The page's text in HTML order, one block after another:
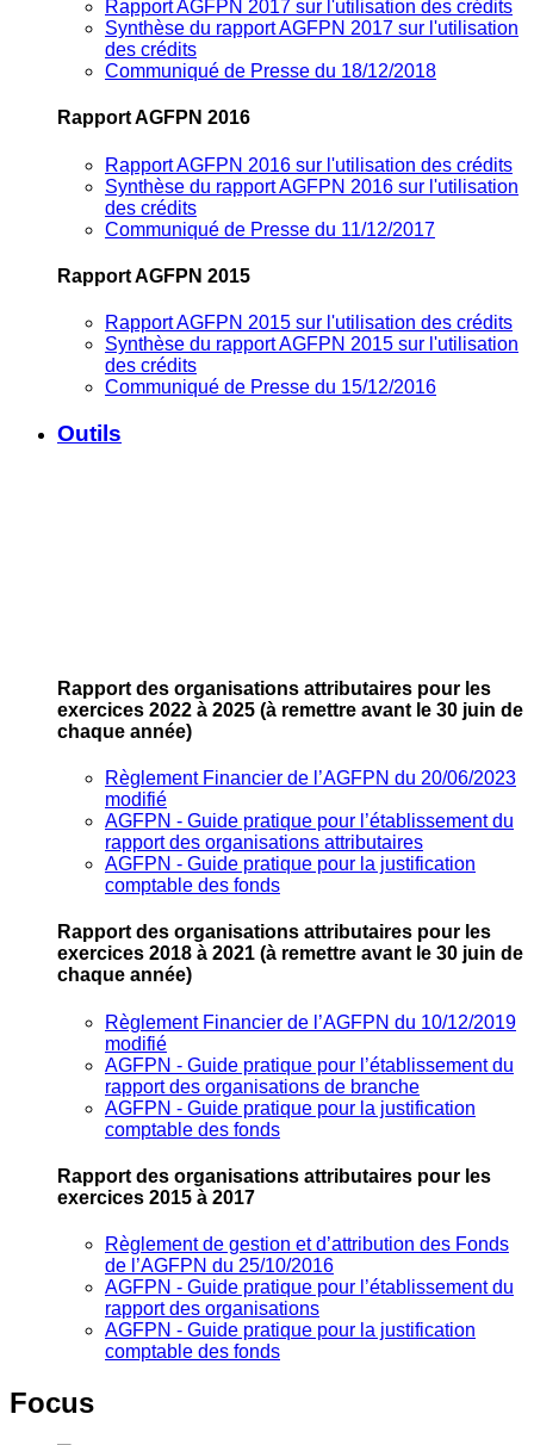
Rapport AGFPN 2017 sur l'utilisation des crédits
Synthèse du rapport AGFPN 2017 sur l'utilisation
des crédits
Communiqué de Presse du 18/12/2018
Rapport AGFPN 2016
Rapport AGFPN 2016 sur l'utilisation des crédits
Synthèse du rapport AGFPN 2016 sur l'utilisation
des crédits
Communiqué de Presse du 11/12/2017
Rapport AGFPN 2015
Rapport AGFPN 2015 sur l'utilisation des crédits
Synthèse du rapport AGFPN 2015 sur l'utilisation
des crédits
Communiqué de Presse du 15/12/2016
Outils
Rapport des organisations attributaires pour les
exercices 2022 à 2025 (à remettre avant le 30 juin de
chaque année)
Règlement Financier de l’AGFPN du 20/06/2023
modifié
AGFPN ‐ Guide pratique pour l’établissement du
rapport des organisations attributaires
AGFPN ‐ Guide pratique pour la justification
comptable des fonds
Rapport des organisations attributaires pour les
exercices 2018 à 2021 (à remettre avant le 30 juin de
chaque année)
Règlement Financier de l’AGFPN du 10/12/2019
modifié
AGFPN ‐ Guide pratique pour l’établissement du
rapport des organisations de branche
AGFPN ‐ Guide pratique pour la justification
comptable des fonds
Rapport des organisations attributaires pour les
exercices 2015 à 2017
Règlement de gestion et d’attribution des Fonds
de l’AGFPN du 25/10/2016
AGFPN ‐ Guide pratique pour l’établissement du
rapport des organisations
AGFPN ‐ Guide pratique pour la justification
comptable des fonds
Focus